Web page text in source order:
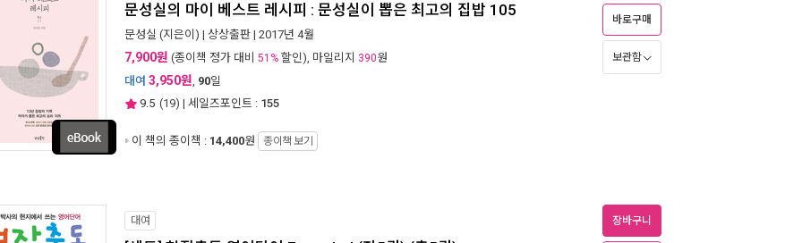
문성실의 마이 베스트 레시피 : 문성실이 뽑은 최고의 집밥 105
문성실 (지은이) | 상상출판 | 2017년 4월
7,900원 (종이책 정가 대비 51% 할인), 마일리지 390원
대여 3,950원, 90일
9.5 (19) | 세일즈포인트 : 155
이 책의 종이책 : 14,400원 종이책 보기
바로구매
보관함
대여 장바구니